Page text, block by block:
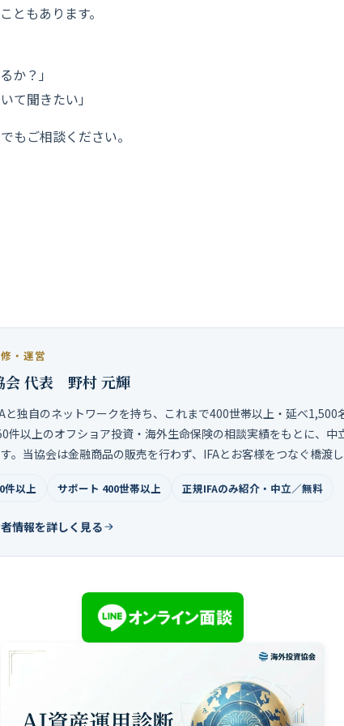
ともあります。
か？」
て聞きたい」
もご相談ください。
・運営
会 代表 野村 元輝
と独自のネットワークを持ち、これまで400世帯以上・延べ1,500
件以上のオフショア投資・海外生命保険の相談実績をもとに、中
。当協会は金融商品の販売を行わず、IFAとお客様をつなぐ橋渡し
件以上 サポート 400世帯以上 正規IFAのみ紹介・中立／無料
情報を詳しく見る